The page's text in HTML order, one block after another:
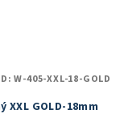
GOLD-18mm
W-405-XXL-18-GOLD